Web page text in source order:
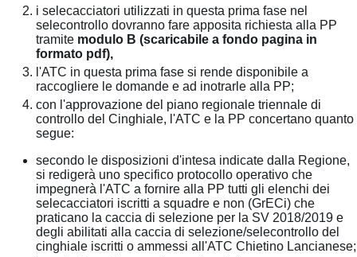
i selecacciatori utilizzati in questa prima fase nel
selecontrollo dovranno fare apposita richiesta alla PP
tramite modulo B (scaricabile a fondo pagina in
formato pdf),
l'ATC in questa prima fase si rende disponibile a
raccogliere le domande e ad inotrarle alla PP;
con l'approvazione del piano regionale triennale di
controllo del Cinghiale, l'ATC e la PP concertano quanto
segue:
secondo le disposizioni d'intesa indicate dalla Regione,
si redigerà uno specifico protocollo operativo che
impegnerà l'ATC a fornire alla PP tutti gli elenchi dei
selecacciatori iscritti a squadre e non (GrECi) che
praticano la caccia di selezione per la SV 2018/2019 e
degli abilitati alla caccia di selezione/selecontrollo del
cinghiale iscritti o ammessi all'ATC Chietino Lancianese;